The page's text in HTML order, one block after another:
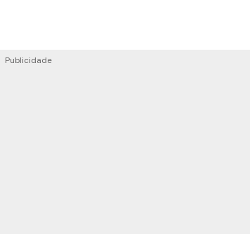
Publicidade